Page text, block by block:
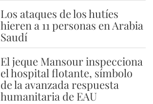
Los ataques de los hutíes
hieren a 11 personas en Arabia
Saudí
El jeque Mansour inspecciona
el hospital flotante, símbolo
de la avanzada respuesta
humanitaria de EAU